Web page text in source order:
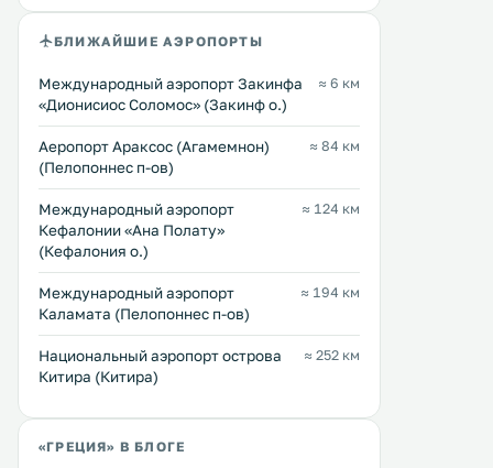
БЛИЖАЙШИЕ АЭРОПОРТЫ
Международный аэропорт Закинфа
«Дионисиос Соломос» (Закинф о.)
≈ 6 км
Аеропорт Араксос (Агамемнон)
(Пелопоннес п-ов)
≈ 84 км
Международный аэропорт
Кефалонии «Ана Полату»
(Кефалония о.)
≈ 124 км
Международный аэропорт
Каламата (Пелопоннес п-ов)
≈ 194 км
Национальный аэропорт острова
Китира (Китира)
≈ 252 км
«ГРЕЦИЯ» В БЛОГЕ